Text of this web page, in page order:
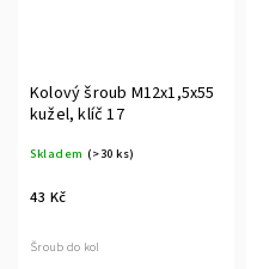
Kolový šroub M12x1,5x55
kužel, klíč 17
Skladem (>30 ks)
43 Kč
Šroub do kol